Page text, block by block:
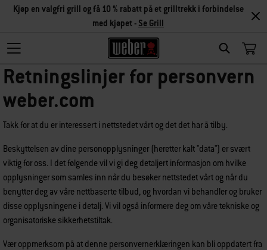
Search
Kjøp en valgfri grill og få 10 % rabatt på et grilltrekk i forbindelse
med kjøpet - Se Grill
Retningslinjer for personvern
weber.com
Takk for at du er interessert i nettstedet vårt og det det har å tilby.
Beskyttelsen av dine personopplysninger (heretter kalt "data") er svært
viktig for oss. I det følgende vil vi gi deg detaljert informasjon om hvilke
opplysninger som samles inn når du besøker nettstedet vårt og når du
benytter deg av våre nettbaserte tilbud, og hvordan vi behandler og bruker
disse opplysningene i detalj. Vi vil også informere deg om våre tekniske og
organisatoriske sikkerhetstiltak.
Vær oppmerksom på at denne personvernerklæringen kan bli oppdatert fra